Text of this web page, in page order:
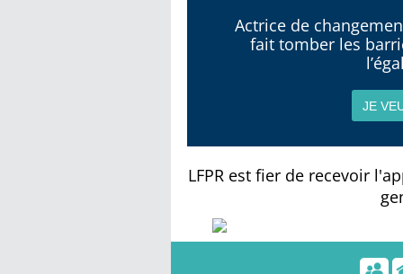
Actrice de
fait tomber les
JE
LFPR est fier de recevoir